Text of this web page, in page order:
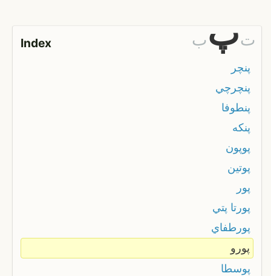
Index بپت
پنچر
پنچرچي
پنطوفا
پنكه
پوپون
پوتين
پور
پورتا پتي
پورطفاي
پورو
پوسطا